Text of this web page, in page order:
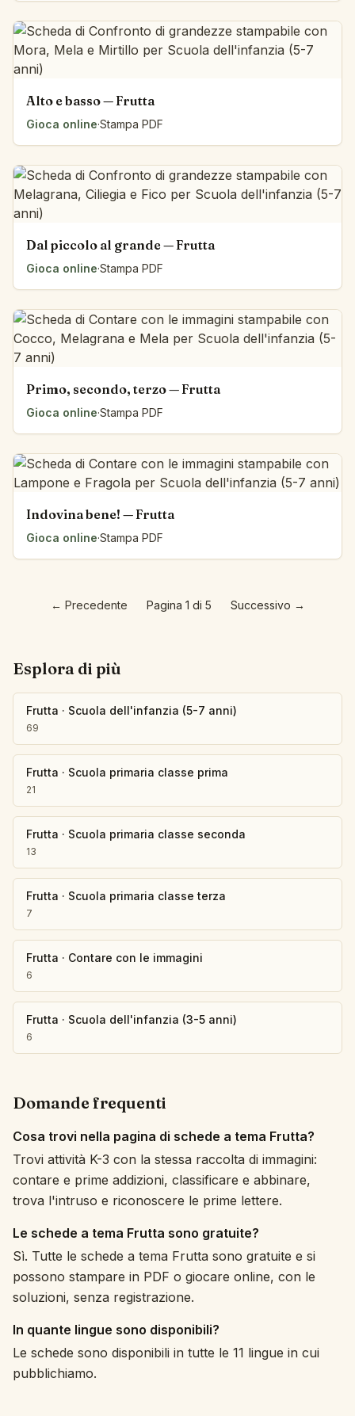
Alto e basso — Frutta
Gioca online·Stampa PDF
Dal piccolo al grande — Frutta
Gioca online·Stampa PDF
Primo, secondo, terzo — Frutta
Gioca online·Stampa PDF
Indovina bene! — Frutta
Gioca online·Stampa PDF
← Precedente Pagina 1 di 5 Successivo →
Esplora di più
Frutta · Scuola dell'infanzia (5-7 anni)
69
Frutta · Scuola primaria classe prima
21
Frutta · Scuola primaria classe seconda
13
Frutta · Scuola primaria classe terza
7
Frutta · Contare con le immagini
6
Frutta · Scuola dell'infanzia (3-5 anni)
6
Domande frequenti
Cosa trovi nella pagina di schede a tema Frutta?
Trovi attività K-3 con la stessa raccolta di immagini:
contare e prime addizioni, classificare e abbinare,
trova l'intruso e riconoscere le prime lettere.
Le schede a tema Frutta sono gratuite?
Sì. Tutte le schede a tema Frutta sono gratuite e si
possono stampare in PDF o giocare online, con le
soluzioni, senza registrazione.
In quante lingue sono disponibili?
Le schede sono disponibili in tutte le 11 lingue in cui
pubblichiamo.